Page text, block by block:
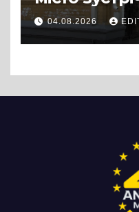
04.08.2026